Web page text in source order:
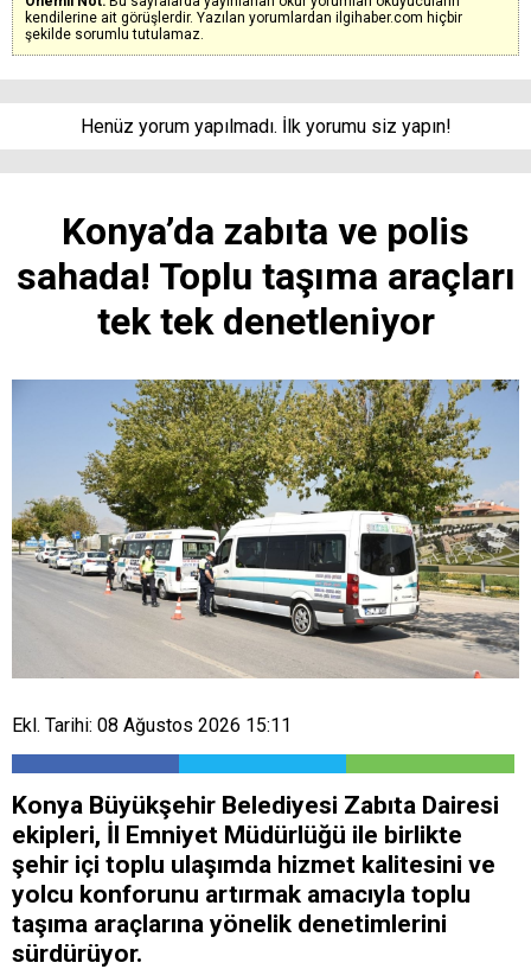
kendilerine ait görüşlerdir. Yazılan yorumlardan ilgihaber.com hiçbir
şekilde sorumlu tutulamaz.
Henüz yorum yapılmadı. İlk yorumu siz yapın!
Konya’da zabıta ve polis
sahada! Toplu taşıma araçları
tek tek denetleniyor
Ekl. Tarihi: 08 Ağustos 2026 15:11
Konya Büyükşehir Belediyesi Zabıta Dairesi
ekipleri, İl Emniyet Müdürlüğü ile birlikte
şehir içi toplu ulaşımda hizmet kalitesini ve
yolcu konforunu artırmak amacıyla toplu
taşıma araçlarına yönelik denetimlerini
sürdürüyor.